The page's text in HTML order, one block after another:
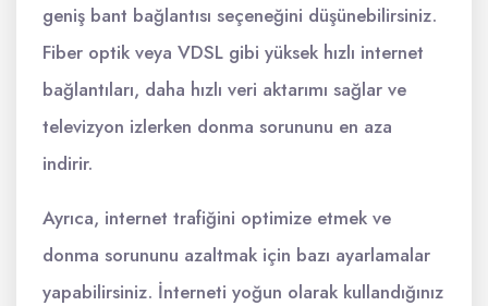
geniş bant bağlantısı seçeneğini düşünebilirsiniz.
Fiber optik veya VDSL gibi yüksek hızlı internet
bağlantıları, daha hızlı veri aktarımı sağlar ve
televizyon izlerken donma sorununu en aza
indirir.
Ayrıca, internet trafiğini optimize etmek ve
donma sorununu azaltmak için bazı ayarlamalar
yapabilirsiniz. İnterneti yoğun olarak kullandığınız